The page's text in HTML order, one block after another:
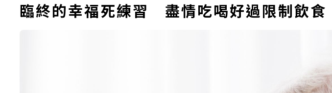
臨終的幸福死練習 盡情吃喝好過限制飲食